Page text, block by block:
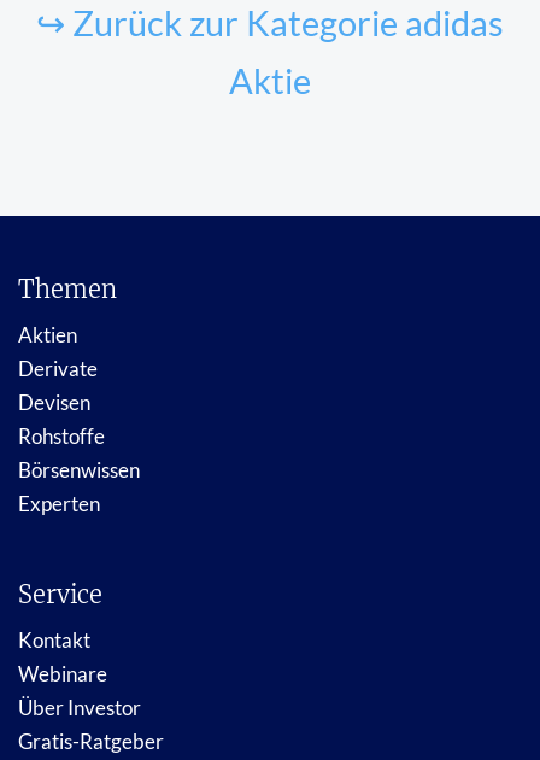
↪ Zurück zur Kategorie adidas
Aktie
Themen
Aktien
Derivate
Devisen
Rohstoffe
Börsenwissen
Experten
Service
Kontakt
Webinare
Über Investor
Gratis-Ratgeber